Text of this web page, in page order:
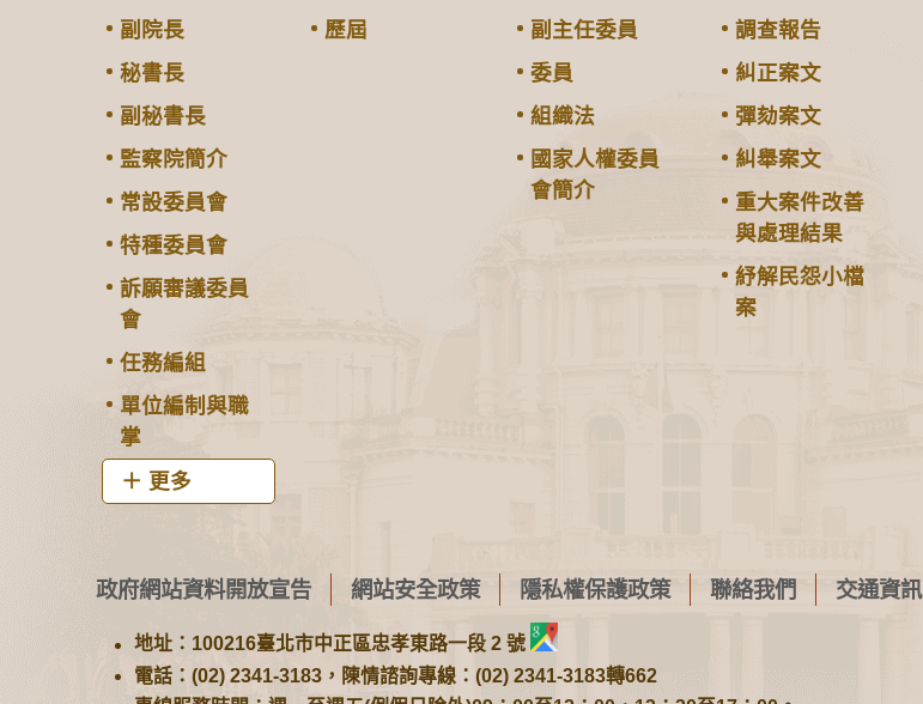
副院長
秘書長
副秘書長
監察院簡介
常設委員會
特種委員會
訴願審議委員
會
任務編組
單位編制與職
掌
更多
歷屆
副主任委員
委員
組織法
國家人權委員
會簡介
調查報告
糾正案文
彈劾案文
糾舉案文
重大案件改善
與處理結果
紓解民怨小檔
案
政府網站資料開放宣告 網站安全政策 隱私權保護政策 聯絡我們 交通資訊
地址：100216臺北市中正區忠孝東路一段 2 號
電話：(02) 2341-3183，陳情諮詢專線：(02) 2341-3183轉662